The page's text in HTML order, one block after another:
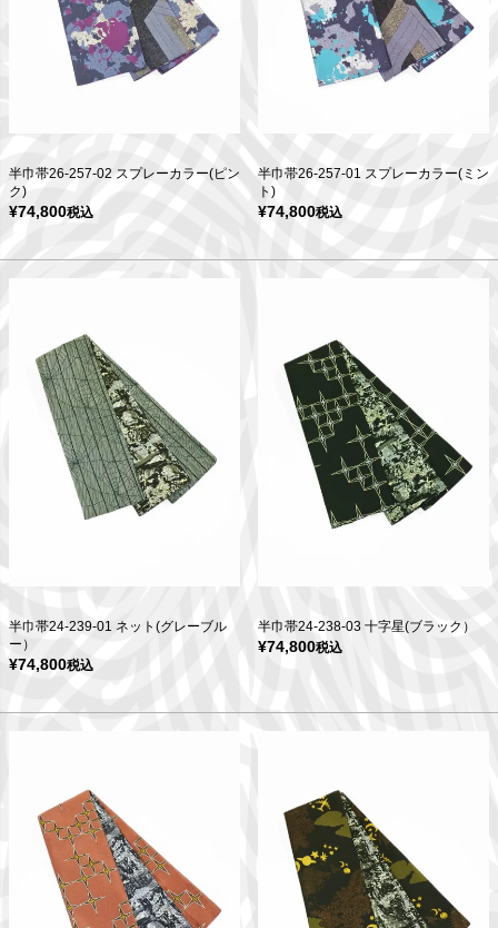
半巾帯26-257-02 スプレーカラー(ピン
ク)
¥74,800税込
半巾帯26-257-01 スプレーカラー(ミン
ト)
¥74,800税込
半巾帯24-239-01 ネット(グレーブル
ー）
¥74,800税込
半巾帯24-238-03 十字星(ブラック）
¥74,800税込